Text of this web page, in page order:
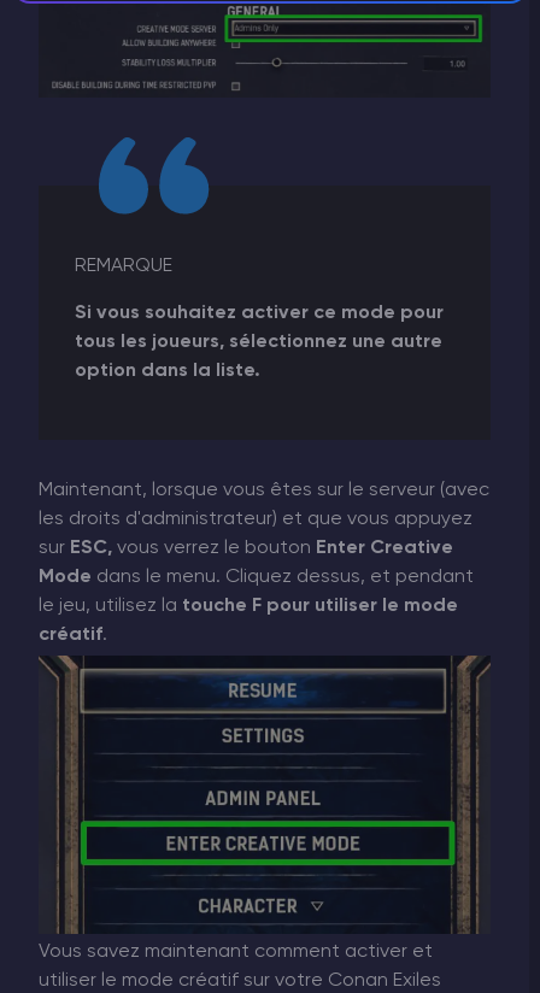
REMARQUE
Si vous souhaitez activer ce mode pour
tous les joueurs, sélectionnez une autre
option dans la liste.
Maintenant, lorsque vous êtes sur le serveur (avec
les droits d'administrateur) et que vous appuyez
sur ESC, vous verrez le bouton Enter Creative
Mode dans le menu. Cliquez dessus, et pendant
le jeu, utilisez la touche F pour utiliser le mode
créatif.
Vous savez maintenant comment activer et
utiliser le mode créatif sur votre Conan Exiles